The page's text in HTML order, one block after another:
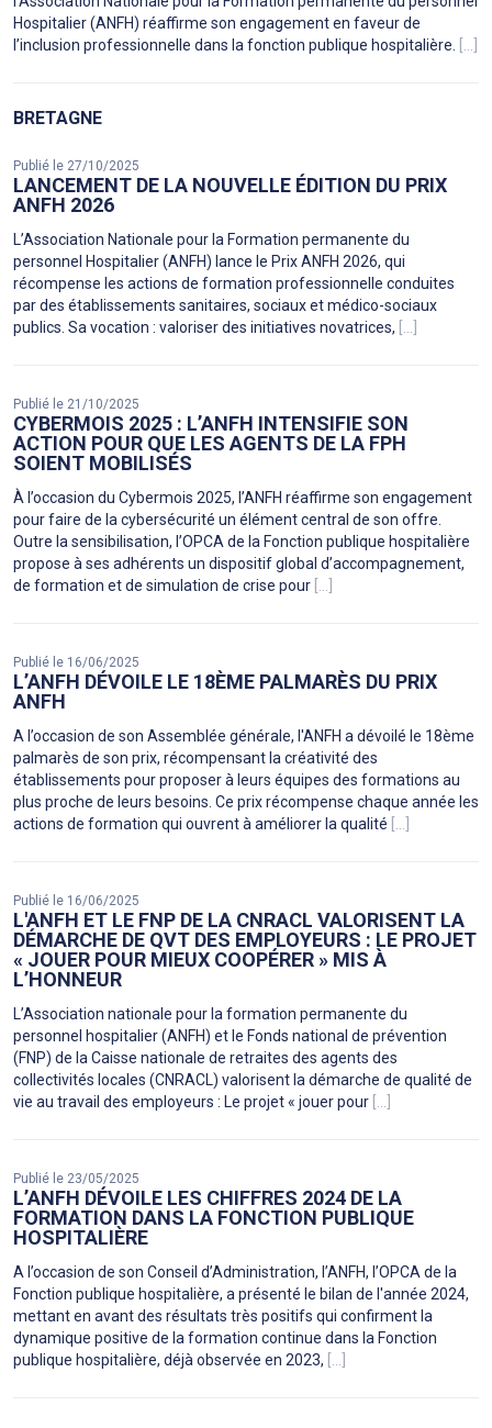
Hospitalier (ANFH) réaffirme son engagement en faveur de
l’inclusion professionnelle dans la fonction publique hospitalière. [...]
BRETAGNE
Publié le 27/10/2025
LANCEMENT DE LA NOUVELLE ÉDITION DU PRIX
ANFH 2026
L’Association Nationale pour la Formation permanente du
personnel Hospitalier (ANFH) lance le Prix ANFH 2026, qui
récompense les actions de formation professionnelle conduites
par des établissements sanitaires, sociaux et médico-sociaux
publics. Sa vocation : valoriser des initiatives novatrices, [...]
Publié le 21/10/2025
CYBERMOIS 2025 : L’ANFH INTENSIFIE SON
ACTION POUR QUE LES AGENTS DE LA FPH
SOIENT MOBILISÉS
À l’occasion du Cybermois 2025, l’ANFH réaffirme son engagement
pour faire de la cybersécurité un élément central de son offre.
Outre la sensibilisation, l’OPCA de la Fonction publique hospitalière
propose à ses adhérents un dispositif global d’accompagnement,
de formation et de simulation de crise pour [...]
Publié le 16/06/2025
L’ANFH DÉVOILE LE 18ÈME PALMARÈS DU PRIX
ANFH
A l’occasion de son Assemblée générale, l'ANFH a dévoilé le 18ème
palmarès de son prix, récompensant la créativité des
établissements pour proposer à leurs équipes des formations au
plus proche de leurs besoins. Ce prix récompense chaque année les
actions de formation qui ouvrent à améliorer la qualité [...]
Publié le 16/06/2025
L'ANFH ET LE FNP DE LA CNRACL VALORISENT LA
DÉMARCHE DE QVT DES EMPLOYEURS : LE PROJET
« JOUER POUR MIEUX COOPÉRER » MIS À
L’HONNEUR
L’Association nationale pour la formation permanente du
personnel hospitalier (ANFH) et le Fonds national de prévention
(FNP) de la Caisse nationale de retraites des agents des
collectivités locales (CNRACL) valorisent la démarche de qualité de
vie au travail des employeurs : Le projet « jouer pour [...]
Publié le 23/05/2025
L’ANFH DÉVOILE LES CHIFFRES 2024 DE LA
FORMATION DANS LA FONCTION PUBLIQUE
HOSPITALIÈRE
A l’occasion de son Conseil d’Administration, l’ANFH, l’OPCA de la
Fonction publique hospitalière, a présenté le bilan de l'année 2024,
mettant en avant des résultats très positifs qui confirment la
dynamique positive de la formation continue dans la Fonction
publique hospitalière, déjà observée en 2023, [...]